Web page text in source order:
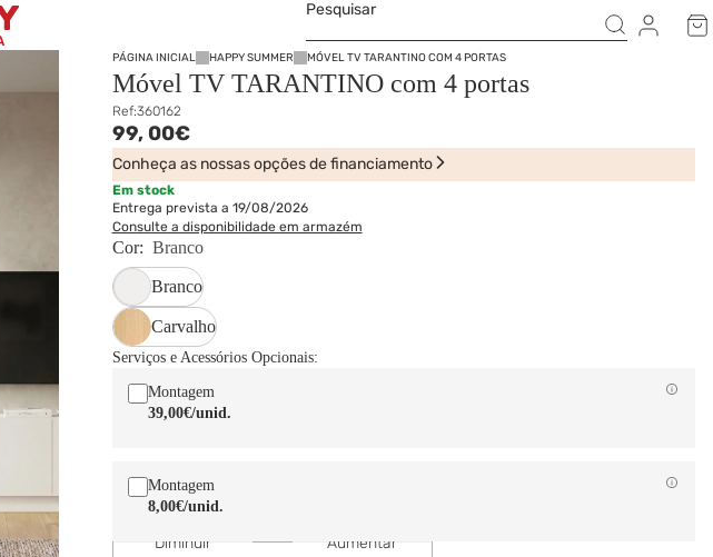
Pesquisar
PÁGINA INICIAL HAPPY SUMMER MÓVEL TV TARANTINO COM 4 PORTAS
Móvel TV TARANTINO com 4 portas
Ref:360162
99, 00€
Conheça as nossas opções de financiamento
Em stock
Entrega prevista a 19/08/2026
Consulte a disponibilidade em armazém
Cor: Branco
Branco
Carvalho
Serviços e Acessórios Opcionais:
Montagem
39,00€/unid.
Montagem
8,00€/unid.
Diminuir
Aumentar